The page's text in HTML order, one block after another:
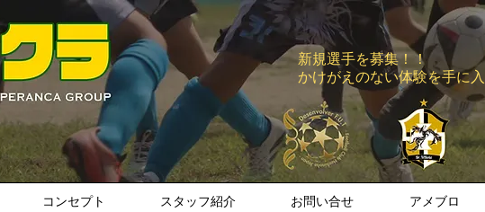
新規選手を募集！！
かけがえのない体験を手に
コンセプト スタッフ紹介 お問い合せ アメブロ